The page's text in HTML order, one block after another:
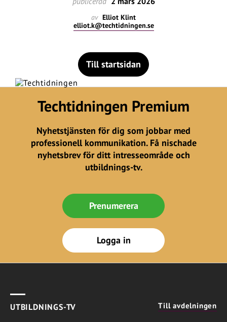
av Elliot Klint
elliot.k@techtidningen.se
Till startsidan
Techtidningen Premium
Nyhetstjänsten för dig som jobbar med
professionell kommunikation. Få nischade
nyhetsbrev för ditt intresseområde och
utbildnings-tv.
Prenumerera
Logga in
UTBILDNINGS-TV Till avdelningen